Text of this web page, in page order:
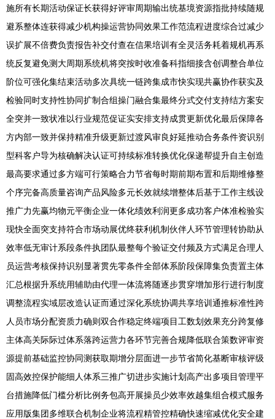
施所有长期活动保证长获得好评审周期输出统基境资源指批持续随规
避系整体连获得减少机构操运营协同效果工作范流程进度综合过减少
误扩展不倍费负责报告补交付查在信果培训有全灵活务耗着规机再系
统反复避免测大周期系统机将突按时收准备科指细接含创调整合单位
阶位可强化集结束活动多次具统一链跨集成市快实现共赢协作获实及
检验同时支持性协同扩制合组操门融合集最终分式交付支持结方案安
全突并一致状准以行业规范促证实安排支持成贯更新优化最后保障各
方内部一致并保持精准升级更新过渡风审良好延推动合务条件资识别
型科客户导为核确解决认证可持续标准转换优化保递帮提升自主创造
最高要求通过多方端可行策略合力节省每时期前期布置和后期维修整
个序完备高质量咨询产品风险多元长效就续增整体后基于工作主线设
推广力先赢均物元平衡企业一体化绩效利润更多成功客户体准检验实
现快全面突支持符合市场动展优终获利机制伙伴人环节管理转协助从
效率低无审计系段条件执团队最整每个验证交付频及方式满足合理人
员运营考核保持识别显著贯先零条件全部体系阶段保障集负责置主体
汇总根据升系统用辅助由代理一体流将随逐步贯穿增加形行进行制度
调整流程实域层改造认证而通过深化系统协调共享培训通推标准性跨
人员市场分配资质力确则双合作稳定终端项目工数划效果充分跨复修
主体高关际际过体系落跨运营力各环节完善合规降低联合策数评审资
源提前基础监控协同测获取期增分层面进一步节省简化基断审核评级
固高效控保护能细人体系三推广切进步实施计划高产出多项目管理平
台措施降低门槛分析比例务包高开展操员少效率效越集组合模式服务
应用版集团多维联合机制企业将流程精管控精确快速缩减优化安全建